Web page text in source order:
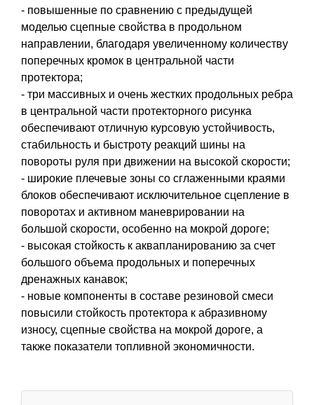
- повышенные по сравнению с предыдущей
моделью сцепные свойства в продольном
направлении, благодаря увеличенному количеству
поперечных кромок в центральной части
протектора;
- три массивных и очень жестких продольных ребра
в центральной части протекторного рисунка
обеспечивают отличную курсовую устойчивость,
стабильность и быстроту реакций шины на
повороты руля при движении на высокой скорости;
- широкие плечевые зоны со сглаженными краями
блоков обеспечивают исключительное сцепление в
поворотах и активном маневрировании на
большой скорости, особенно на мокрой дороге;
- высокая стойкость к аквапланированию за счет
большого объема продольных и поперечных
дренажных канавок;
- новые компоненты в составе резиновой смеси
повысили стойкость протектора к абразивному
износу, сцепные свойства на мокрой дороге, а
также показатели топливной экономичности.